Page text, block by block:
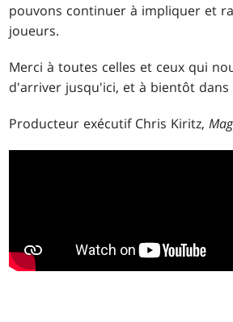
pouvons continuer à impliquer et
joueurs.
Merci à toutes celles et ceux qui
d'arriver jusqu'ici, et à bientôt dans
Producteur exécutif Chris Kiritz,